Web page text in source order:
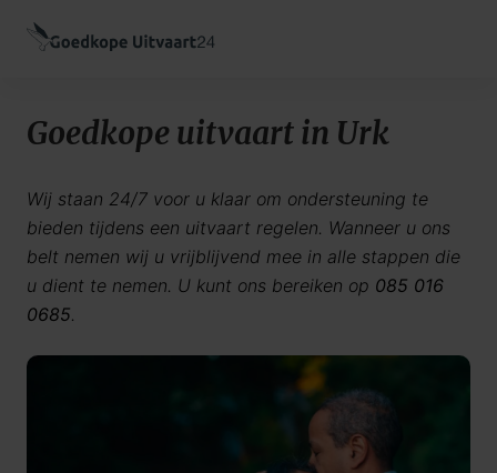
Goedkope uitvaart in Urk
Wij staan 24/7 voor u klaar om ondersteuning te
bieden tijdens een uitvaart regelen. Wanneer u ons
belt nemen wij u vrijblijvend mee in alle stappen die
u dient te nemen. U kunt ons bereiken op 085 016
0685.